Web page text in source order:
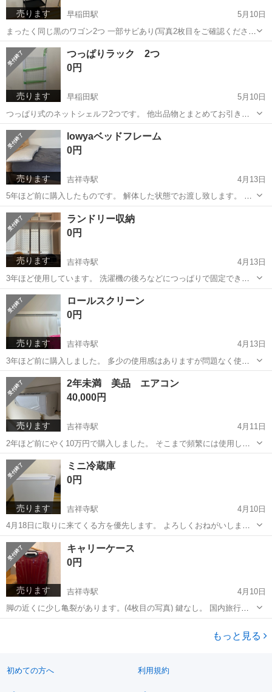
売ります 早稲田駅
5月10日
まったく同じ黒のワゴン2つ 一部サビあり(写真2枚目をご確認くださ
い) 何ヶ所か留め具がなくなっていますが、問題なく使用できめす。
他出品物とまとめてお引き取りいただける方を優先致します。 受け取
りタイミングは平日の19:...
東京 新宿区 早稲田駅 収納家具
売ります
つっぱりラック 2つ
0円
早稲田駅
5月10日
つっぱり式のネットシェルフ2つです。 他出品物とまとめてお引き取
りいただける方を優先致します。 受け取りタイミングは平日の19:15-
19:45が希望ですが、調整は可能です。
東京 新宿区
売ります
lowyaベッドフレーム
0円
吉祥寺駅
4月13日
5年ほど前に購入したものです。 解体した状態でお渡し致します。 ※
ベッドボードは別ものです。お渡し物には含まれません。 18日の
10:00-16:00に取りに来ていただける方優先いたします。 商品情報 ===
[セミダブ...
東京 武蔵野市 吉祥寺駅
売ります
ランドリー収納
0円
吉祥寺駅
4月13日
3年ほど使用しています。 洗濯機の後ろなどにつっぱりで固定できる
ラックです。 多少サビがありますので、2枚目の写真をご確認くださ
い。 18日の10:00-16:00に取りに来ていただける方優先いたします。
東京 武蔵野市 吉祥寺駅
売ります
ロールスクリーン
0円
吉祥寺駅
4月13日
3年ほど前に購入しました。 多少の使用感はありますが問題なく使用
できます。 カーテンレールに取り付けられるタイプです。 プロジェク
ター用のスクリーンとしても使用できました。 18日の10:00-16:00に取
りに来ていただ...
東京 武蔵野市 吉祥寺駅
ロールスクリーン
売ります
2年未満 美品 エアコン
40,000円
吉祥寺駅
4月11日
2年ほど前にやく10万円で購入しました。 そこまで頻繁には使用して
いないので、まだまだ綺麗です。 4月18日に取りに来てくる方を優先
します。 よろしくおねがいします。 他に出展しているキャリーケース
と冷蔵庫と合わせてお...
東京 武蔵野市 吉祥寺駅
売ります
ミニ冷蔵庫
0円
吉祥寺駅
4月10日
4月18日に取りに来てくる方を優先します。 よろしくおねがいしま
す。 他に出展しているキャリーケースとエアコンと合わせてお引き取
りいただける場合は、割引可能です。
東京 武蔵野市 吉祥寺駅
売ります
キャリーケース
0円
吉祥寺駅
4月10日
脚の近くに少し亀裂があります。(4枚目の写真) 鍵なし。 国内旅行な
ら問題なく使えるかと思います。 4月18日に取りに来てくる方を優先
もっと見る
初めての方へ 利用規約